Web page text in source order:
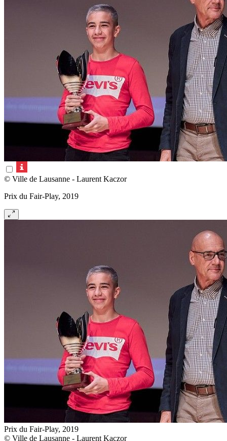
© Ville de Lausanne - Laurent Kaczor
Prix du Fair-Play, 2019
Prix du Fair-Play, 2019
© Ville de Lausanne - Laurent Kaczor